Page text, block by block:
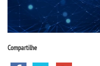
LICENCIATURAS
TECNOLÓGICOS
VESTIBULAR
Compartilhe